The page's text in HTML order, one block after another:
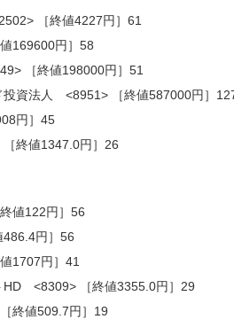
［終値4227円］61
169600円］58
［終値198000円］51
資法人 <8951> ［終値587000円］
円］45
終値1347.0円］26
値122円］56
円］56
1707円］41
<8309> ［終値3355.0円］29
終値509.7円］19